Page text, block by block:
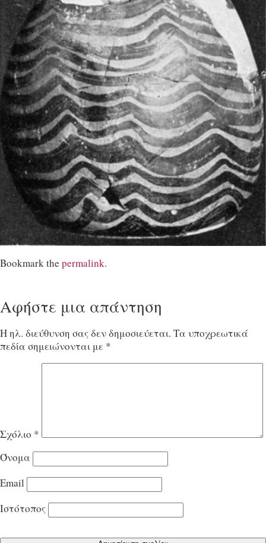
Bookmark the permalink.
Αφήστε μια απάντηση
Η ηλ. διεύθυνση σας δεν δημοσιεύεται. Τα υποχρεωτικά
πεδία σημειώνονται με *
Σχόλιο *
Όνομα
Email
Ιστότοπος